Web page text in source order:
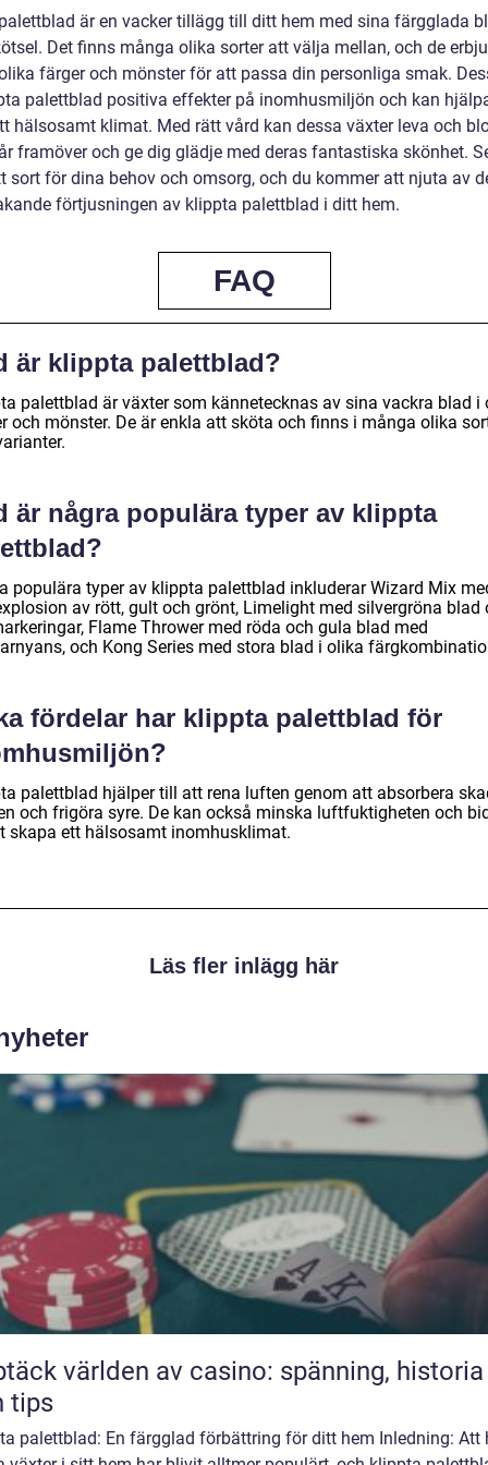
är en vacker tillägg till ditt hem med sina färgglada
Det finns många olika sorter att välja mellan, och de
färger och mönster för att passa din personliga smak.
palettblad positiva effekter på inomhusmiljön och kan
hälsosamt klimat. Med rätt vård kan dessa växter leva och
framöver och ge dig glädje med deras fantastiska skönhet.
sort för dina behov och omsorg, och du kommer att njuta av
förtjusningen av klippta palettblad i ditt hem.
FAQ
är klippta palettblad?
palettblad är växter som kännetecknas av sina vackra blad i
och mönster. De är enkla att sköta och finns i många olika
är några populära typer av klippta
populära typer av klippta palettblad inkluderar Wizard Mix
av rött, gult och grönt, Limelight med silvergröna blad
Flame Thrower med röda och gula blad med
och Kong Series med stora blad i olika
fördelar har klippta palettblad för
palettblad hjälper till att rena luften genom att absorbera
och frigöra syre. De kan också minska luftfuktigheten och
skapa ett hälsosamt inomhusklimat.
Läs fler inlägg här
världen av casino: spänning, historia
tips
palettblad: En färgglad förbättring för ditt hem Inledning: Att